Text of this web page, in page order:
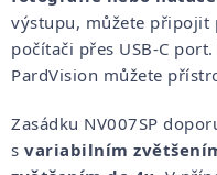
výstupu, můžete
počítači přes USB-C
PardVision můžete
Zasádku NV007SP
s variabilním